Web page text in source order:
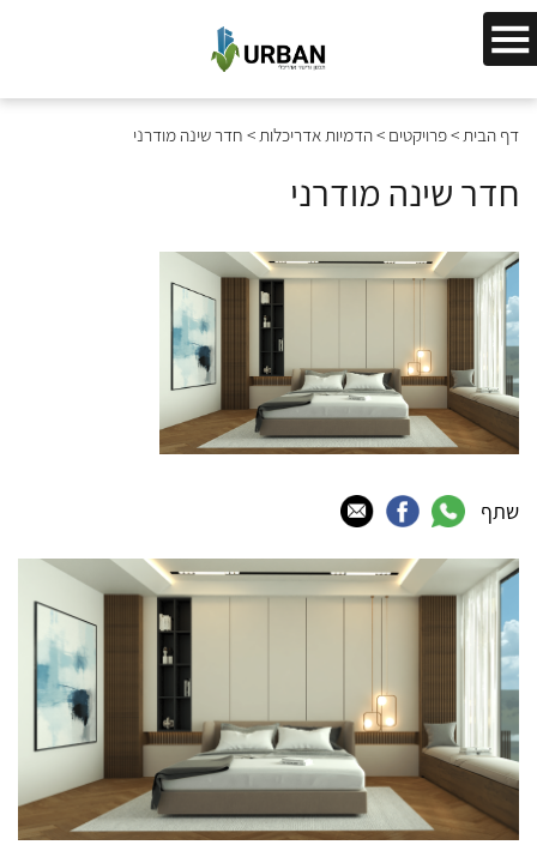
דף הבית>פרויקטים >הדמיות אדריכלות> חדר שינה מודרני
חדר שינה מודרני
שתף